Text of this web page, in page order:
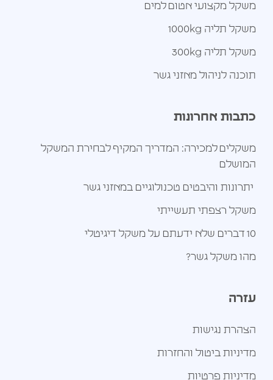
משקל מקצועי אטום למים
משקל תליה 1000kg
משקל תליה 300kg
תוכנה לניהול מאזני גשר
כתבות אחרונות
משקלים למכירה: המדריך המקיף לבחירת המשקל
המושלם
יתרונות והיבטים טכנולוגיים במאזני גשר
משקל רצפתי תעשייתי
10 דברים שלא ידעתם על משקל דיגיטלי
מהו משקל גשר?
עזרה
הצהרת נגישות
מדיניות ביטול והחזרות
מדיניות פרטיות